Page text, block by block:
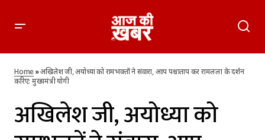
के दर्शन करिए: मुख्यमंत्री योगी
Home»अखिलेश जी, अयोध्या को रामभक्तों ने संवारा, आप पश्चाताप कर रामलला के दर्शन
करिए: मुख्यमंत्री योगी
अखिलेश जी, अयोध्या को